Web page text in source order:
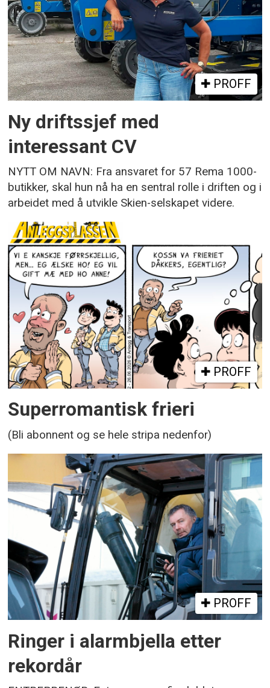
PROFF
Ny driftssjef med
interessant CV
NYTT OM NAVN: Fra ansvaret for 57 Rema 1000-
butikker, skal hun nå ha en sentral rolle i driften og i
arbeidet med å utvikle Skien-selskapet videre.
PROFF
Superromantisk frieri
(Bli abonnent og se hele stripa nedenfor)
PROFF
Ringer i alarmbjella etter
rekordår